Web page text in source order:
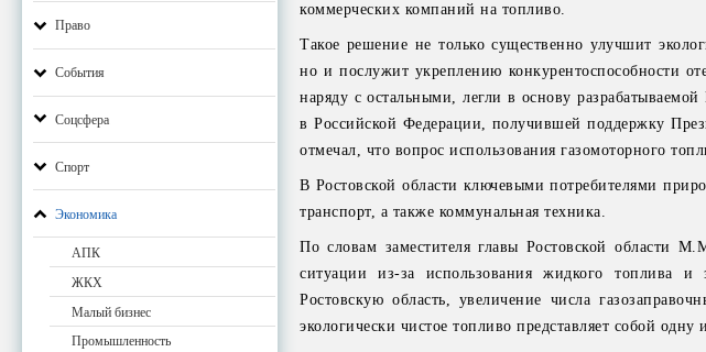
Право
События
Соцсфера
Спорт
Экономика
АПК
ЖКХ
Малый бизнес
Промышленность
коммерческих компаний на топливо.
Такое решение не только существенно улучшит
но и послужит укреплению конкурентоспособности
наряду с остальными, легли в основу
в Российской Федерации, получившей поддержку
отмечал, что вопрос использования газомоторного
В Ростовской области ключевыми потребителями
транспорт, а также коммунальная техника.
По словам заместителя главы Ростовской области
ситуации из-за использования жидкого топлива и
Ростовскую область, увеличение числа
экологически чистое топливо представляет собой одну